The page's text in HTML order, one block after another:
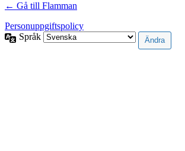
← Gå till Flamman
Personuppgiftspolicy
Språk